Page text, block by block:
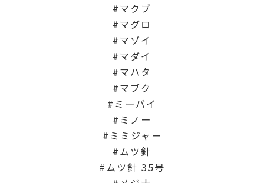
マクブ
マグロ
マゾイ
マダイ
マハタ
マブク
ミーバイ
ミノー
ミミジャー
ムツ針
ムツ針 35号